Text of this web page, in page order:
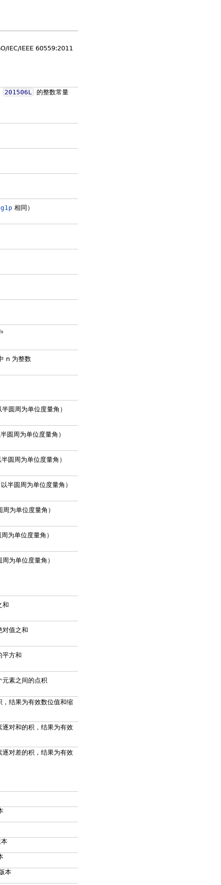
IEC/IEEE 60559:2011
201506L 的整数常量
相同）
n 为整数
圆周为单位度量角）
圆周为单位度量角）
圆周为单位度量角）
圆周为单位度量角）
为单位度量角）
为单位度量角）
为单位度量角）
和
对值之和
平方和
素之间的点积
结果为有效数位值和缩
对和的积，结果为有效
对差的积，结果为有效
本